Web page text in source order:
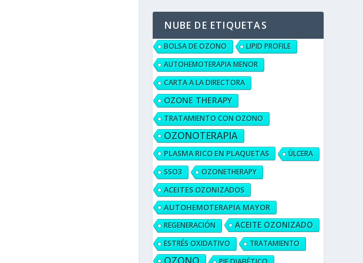
NUBE DE ETIQUETAS
BOLSA DE OZONO
LIPID PROFILE
AUTOHEMOTERAPIA MENOR
CARTA A LA DIRECTORA
OZONE THERAPY
TRATAMIENTO CON OZONO
OZONOTERAPIA
PLASMA RICO EN PLAQUETAS
ÚLCERA
SSO3
OZONETHERAPY
ACEITES OZONIZADOS
AUTOHEMOTERAPIA MAYOR
REGENERACIÓN ACEITE OZONIZADO
ESTRÉS OXIDATIVO TRATAMIENTO